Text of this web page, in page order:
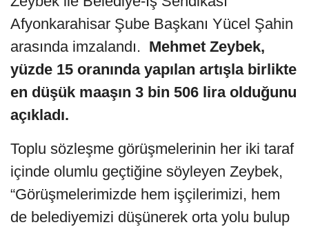
Afyonkarahisar Şube Başkanı Yücel Şahin
arasında imzalandı. Mehmet Zeybek,
yüzde 15 oranında yapılan artışla birlikte
en düşük maaşın 3 bin 506 lira olduğunu
açıkladı.
Toplu sözleşme görüşmelerinin her iki taraf
içinde olumlu geçtiğine söyleyen Zeybek,
“Görüşmelerimizde hem işçilerimizi, hem
de belediyemizi düşünerek orta yolu bulup